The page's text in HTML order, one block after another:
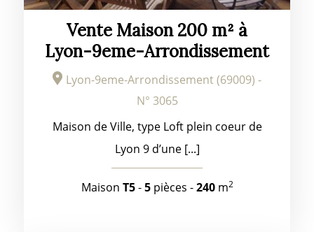
Vente Maison 200 m² à
Lyon-9eme-Arrondissement
Lyon-9eme-Arrondissement (69009) -
N° 3065
Maison de Ville, type Loft plein coeur de
Lyon 9 d’une [...]
Maison T5-5pièces -240m2